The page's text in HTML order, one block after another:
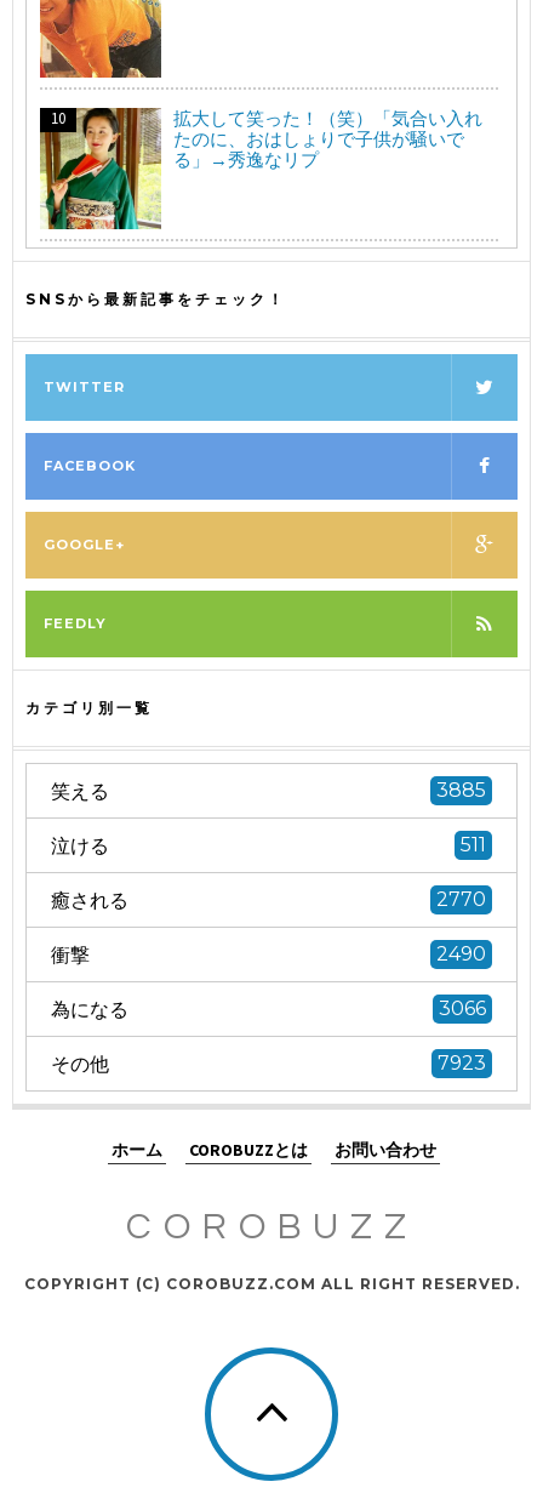
拡大して笑った！（笑）「気合い入れ
たのに、おはしょりで子供が騒いで
る」→秀逸なリプ
SNSから最新記事をチェック！
TWITTER
FACEBOOK
GOOGLE+
FEEDLY
カテゴリ別一覧
笑える 3885
泣ける 511
癒される 2770
衝撃 2490
為になる 3066
その他 7923
ホーム COROBUZZとは お問い合わせ
COROBUZZ
COPYRIGHT (C) COROBUZZ.COM ALL RIGHT RESERVED.